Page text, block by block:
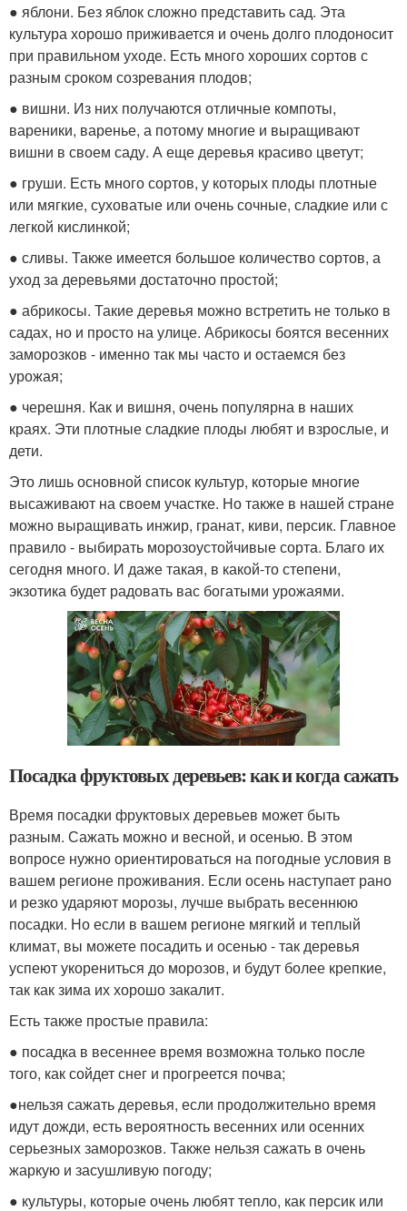
● яблони. Без яблок сложно представить сад. Эта
культура хорошо приживается и очень долго плодоносит
при правильном уходе. Есть много хороших сортов с
разным сроком созревания плодов;
● вишни. Из них получаются отличные компоты,
вареники, варенье, а потому многие и выращивают
вишни в своем саду. А еще деревья красиво цветут;
● груши. Есть много сортов, у которых плоды плотные
или мягкие, суховатые или очень сочные, сладкие или с
легкой кислинкой;
● сливы. Также имеется большое количество сортов, а
уход за деревьями достаточно простой;
● абрикосы. Такие деревья можно встретить не только в
садах, но и просто на улице. Абрикосы боятся весенних
заморозков - именно так мы часто и остаемся без
урожая;
● черешня. Как и вишня, очень популярна в наших
краях. Эти плотные сладкие плоды любят и взрослые, и
дети.
Это лишь основной список культур, которые многие
высаживают на своем участке. Но также в нашей стране
можно выращивать инжир, гранат, киви, персик. Главное
правило - выбирать морозоустойчивые сорта. Благо их
сегодня много. И даже такая, в какой-то степени,
экзотика будет радовать вас богатыми урожаями.
Посадка фруктовых деревьев: как и когда сажать
Время посадки фруктовых деревьев может быть
разным. Сажать можно и весной, и осенью. В этом
вопросе нужно ориентироваться на погодные условия в
вашем регионе проживания. Если осень наступает рано
и резко ударяют морозы, лучше выбрать весеннюю
посадки. Но если в вашем регионе мягкий и теплый
климат, вы можете посадить и осенью - так деревья
успеют укорениться до морозов, и будут более крепкие,
так как зима их хорошо закалит.
Есть также простые правила:
● посадка в весеннее время возможна только после
того, как сойдет снег и прогреется почва;
●нельзя сажать деревья, если продолжительно время
идут дожди, есть вероятность весенних или осенних
серьезных заморозков. Также нельзя сажать в очень
жаркую и засушливую погоду;
● культуры, которые очень любят тепло, как персик или